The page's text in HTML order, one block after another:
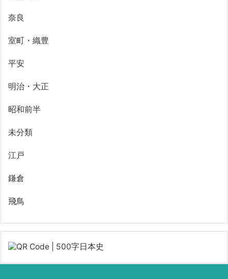
奈良
室町・織豊
平安
明治・大正
昭和前半
未分類
江戸
鎌倉
飛鳥